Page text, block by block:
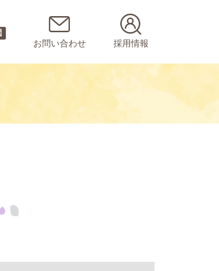
お問い合わせ 採用情報